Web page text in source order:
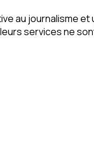
au journalisme et
services ne